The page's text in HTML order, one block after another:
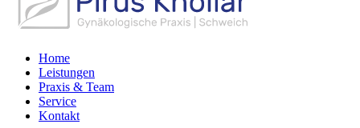
Home
Leistungen
Praxis & Team
Service
Kontakt